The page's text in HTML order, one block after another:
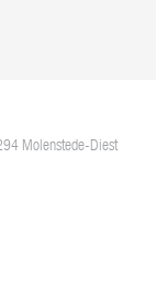
Molenstede-Diest